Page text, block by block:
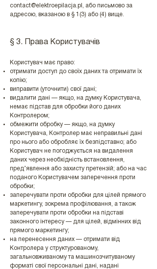
contact@elektroepilacja.pl
, або письмово за
адресою, вказаною в § 1(3) або (4) вище.
§ 3. Права Користувачів
Користувач має право:
отримати доступ до своїх даних та отримати їх
копію;
виправити (уточнити) свої дані;
видалити дані — якщо, на думку Користувача,
немає підстав для обробки його даних
Контролером;
обмежити обробку — якщо, на думку
Користувача, Контролер має неправильні дані
про нього або обробляє їх безпідставно; або
Користувач не погоджується на видалення
даних через необхідність встановлення,
пред’явлення або захисту претензій; або на час
поданого Користувачем заперечення проти
обробки;
заперечувати проти обробки для цілей прямого
маркетингу, зокрема профілювання, а також
заперечувати проти обробки на підставі
законного інтересу — для цілей, відмінних від
прямого маркетингу;
на перенесення даних — отримати від
Контролера у структурованому,
загальновживаному та машинозчитуваному
форматі свої персональні дані, надані